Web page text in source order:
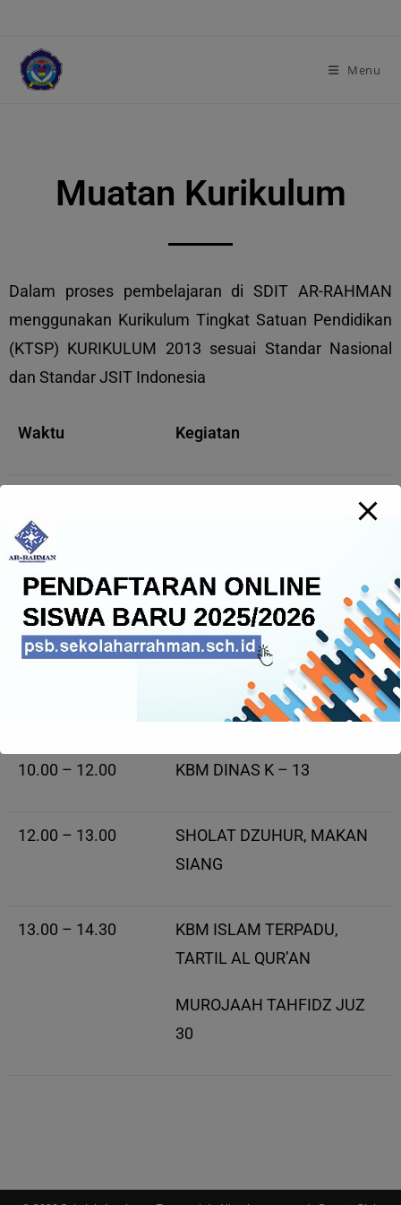
Menu
Muatan Kurikulum
Dalam proses pembelajaran di SDIT AR-RAHMAN
menggunakan Kurikulum Tingkat Satuan Pendidikan
(KTSP) KURIKULUM 2013 sesuai Standar Nasional
dan Standar JSIT Indonesia
Waktu Kegiatan
30
08.00 – 09.30 KBM DINAS K-13
ISTIRAHAT – SNACK PAGI
10.00 – 12.00 KBM DINAS K – 13
12.00 – 13.00
SHOLAT DZUHUR, MAKAN
SIANG
13.00 – 14.30
KBM ISLAM TERPADU,
TARTIL AL QUR’AN
MUROJAAH TAHFIDZ JUZ
30